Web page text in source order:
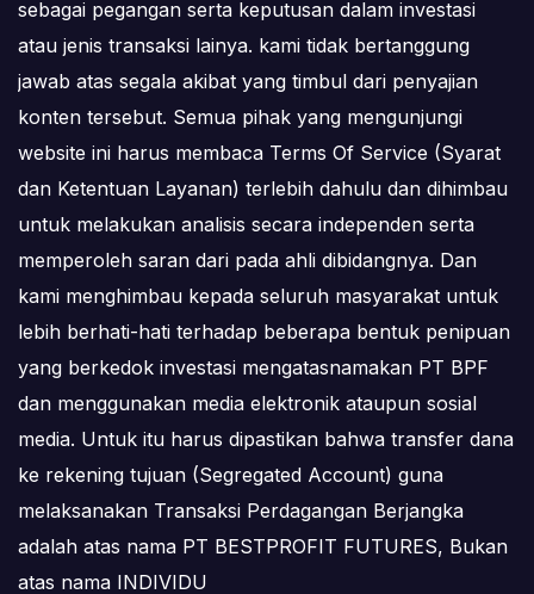
sebagai pegangan serta keputusan dalam investasi
atau jenis transaksi lainya. kami tidak bertanggung
jawab atas segala akibat yang timbul dari penyajian
konten tersebut. Semua pihak yang mengunjungi
website ini harus membaca Terms Of Service (Syarat
dan Ketentuan Layanan) terlebih dahulu dan dihimbau
untuk melakukan analisis secara independen serta
memperoleh saran dari pada ahli dibidangnya. Dan
kami menghimbau kepada seluruh masyarakat untuk
lebih berhati-hati terhadap beberapa bentuk penipuan
yang berkedok investasi mengatasnamakan PT BPF
dan menggunakan media elektronik ataupun sosial
media. Untuk itu harus dipastikan bahwa transfer dana
ke rekening tujuan (Segregated Account) guna
melaksanakan Transaksi Perdagangan Berjangka
adalah atas nama PT BESTPROFIT FUTURES, Bukan
atas nama INDIVIDU